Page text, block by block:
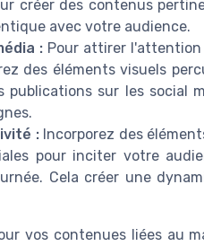
créer des contenus
avec votre audience.
: Pour attirer l'attention
des éléments visuels
publications sur les social
:Incorporez des
pour inciter votre
Cela créer une
vos contenues liées au